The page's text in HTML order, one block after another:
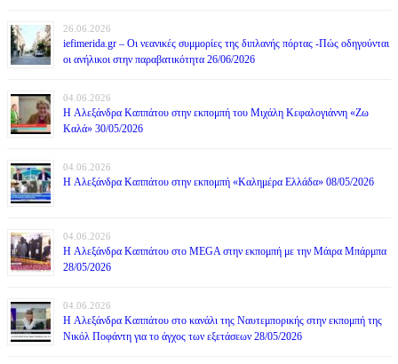
26.06.2026
iefimerida.gr – Οι νεανικές συμμορίες της διπλανής πόρτας -Πώς οδηγούνται
οι ανήλικοι στην παραβατικότητα 26/06/2026
04.06.2026
H Αλεξάνδρα Καππάτου στην εκπομπή του Μιχάλη Κεφαλογιάννη «Ζω
Καλά» 30/05/2026
04.06.2026
H Αλεξάνδρα Καππάτου στην εκπομπή «Καλημέρα Ελλάδα» 08/05/2026
04.06.2026
H Αλεξάνδρα Καππάτου στο MEGA στην εκπομπή με την Μάιρα Mπάρμπα
28/05/2026
04.06.2026
H Αλεξάνδρα Καππάτου στο κανάλι της Ναυτεμπορικής στην εκπομπή της
Νικόλ Ποφάντη για το άγχος των εξετάσεων 28/05/2026